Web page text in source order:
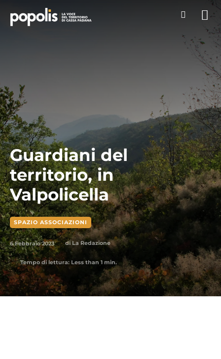
Guardiani del
territorio, in
Valpolicella
SPAZIO ASSOCIAZIONI
6 Febbraio 2023 di La Redazione
Tempo di lettura: Less than 1 min.